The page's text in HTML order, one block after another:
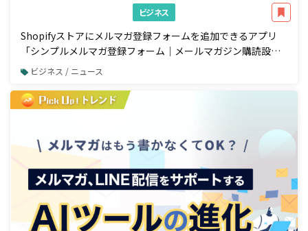
ビジネス
Shopifyストアにメルマガ登録フォームを追加できるアプリ
「シンプルメルマガ登録フォーム｜メールマガジン購読設
定」をリリース
ビジネス / ニュース